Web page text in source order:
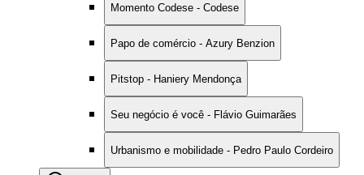
Momento Codese - Codese
Papo de comércio - Azury Benzion
Pitstop - Haniery Mendonça
Seu negócio é você - Flávio Guimarães
Urbanismo e mobilidade - Pedro Paulo Cordeiro